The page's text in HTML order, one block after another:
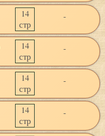
14
стр
-
14
стр
-
14
стр
-
14
стр
-